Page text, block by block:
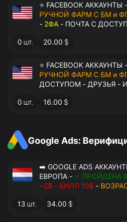
⭐ FACEBOOK
РУЧНОЙ ФАРМ С БМ и
- 2ФА - ПОЧТА С
ИНТЕРЕСЫ - ЛАЙКИ -
В АНТИДЕТЕКТ
0 шт. 20.00 $
⭐ FACEBOOK
РУЧНОЙ ФАРМ С БМ и
ДОСТУПОМ - ДРУЗЬЯ -
КОММЕНТАРИИ -
0 шт. 16.00 $
Google Ads:
➡️ GOOGLE ADS
ЕВРОПА - ✅ ПРОЙДЕНА
~2$ - БИЛЛ 10$ -
-
ПОЧТА С ДОСТУПОМ -
13 шт. 34.00 $